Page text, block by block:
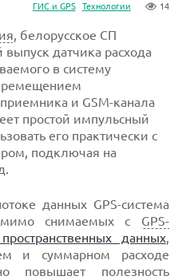
ГИС и GPS Технологии 14
, белорусское СП
датчика расхода
в систему
приемника и GSM-канала
простой импульсный
его практически с
подключая на
данных GPS-система
снимаемых с GPS-
данных,
и суммарном расходе
повышает полезность